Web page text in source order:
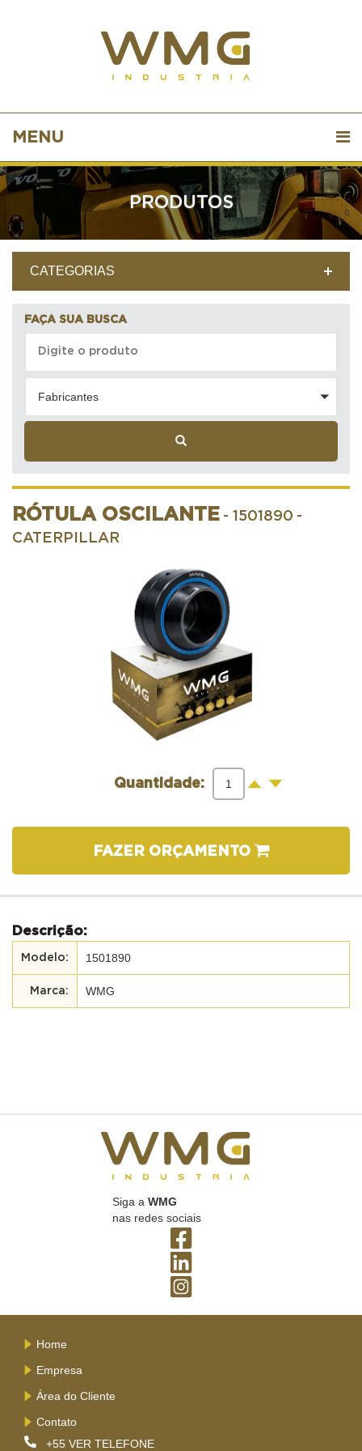
MENU
PRODUTOS
CATEGORIAS
FAÇA SUA BUSCA
Fabricantes
RÓTULA OSCILANTE - 1501890 -
CATERPILLAR
Quantidade: + -
FAZER ORÇAMENTO
Descrição:
1501890
WMG
Siga a WMG
nas redes sociais
Home
Empresa
Área do Cliente
Contato
+55 VER TELEFONE